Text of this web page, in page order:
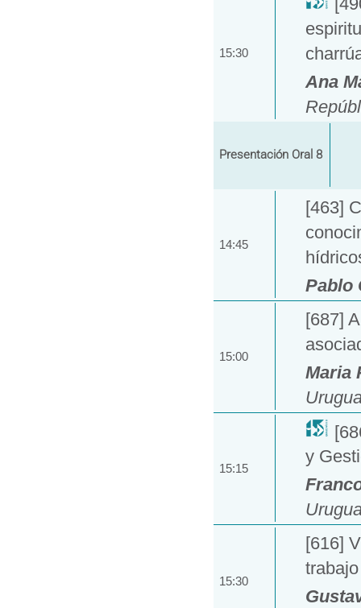
15:30
Ana
Presentación Oral 8
14:45
[463]
Pablo
15:00
[687]
Maria
15:15
y
15:30
[616]